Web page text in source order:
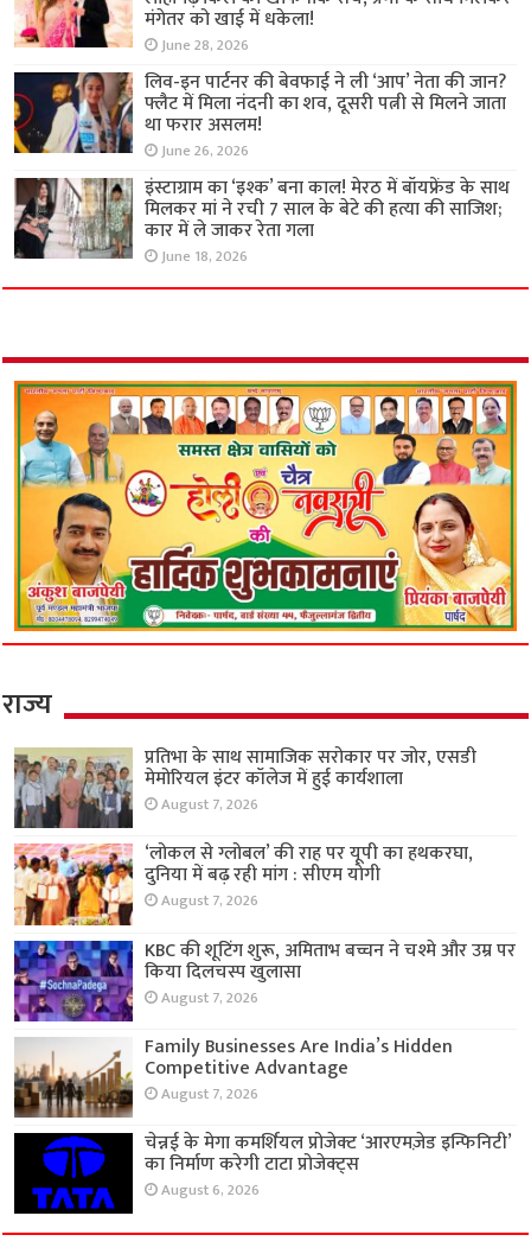
मंगेतर को खाई में धकेला!
June 28, 2026
लिव-इन पार्टनर की बेवफाई ने ली ‘आप’ नेता की जान?
फ्लैट में मिला नंदनी का शव, दूसरी पत्नी से मिलने जाता
था फरार असलम!
June 26, 2026
इंस्टाग्राम का ‘इश्क’ बना काल! मेरठ में बॉयफ्रेंड के साथ
मिलकर मां ने रची 7 साल के बेटे की हत्या की साजिश;
कार में ले जाकर रेता गला
June 18, 2026
राज्य
प्रतिभा के साथ सामाजिक सरोकार पर जोर, एसडी
मेमोरियल इंटर कॉलेज में हुई कार्यशाला
August 7, 2026
‘लोकल से ग्लोबल’ की राह पर यूपी का हथकरघा,
दुनिया में बढ़ रही मांग : सीएम योगी
August 7, 2026
KBC की शूटिंग शुरू, अमिताभ बच्चन ने चश्मे और उम्र पर
किया दिलचस्प खुलासा
August 7, 2026
Family Businesses Are India’s Hidden
Competitive Advantage
August 7, 2026
चेन्नई के मेगा कमर्शियल प्रोजेक्ट ‘आरएमज़ेड इन्फिनिटी’
का निर्माण करेगी टाटा प्रोजेक्ट्स
August 6, 2026